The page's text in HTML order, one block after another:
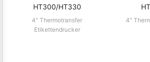
HT300/HT330